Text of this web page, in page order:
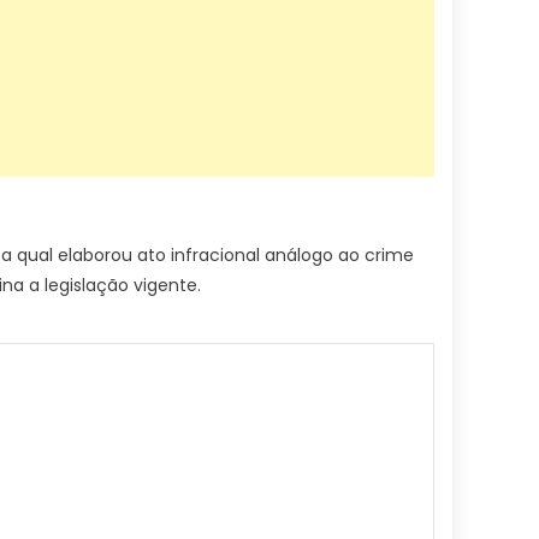
qual elaborou ato infracional análogo ao crime
a legislação vigente.